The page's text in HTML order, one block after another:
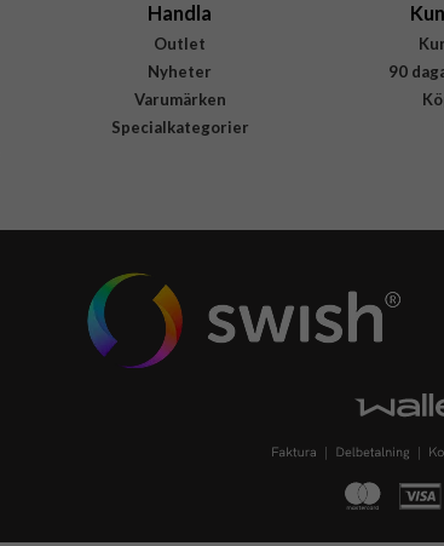
Handla
Outlet
Nyheter
Varumärken
Specialkategorier
90